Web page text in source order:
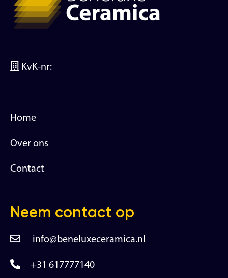
KvK-nr:
Home
Over ons
Contact
Neem contact op
info@beneluxeceramica.nl
+31 617777140